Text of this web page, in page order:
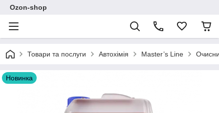
Ozon-shop
Товари та послуги Автохімія Master’s Line
Новинка